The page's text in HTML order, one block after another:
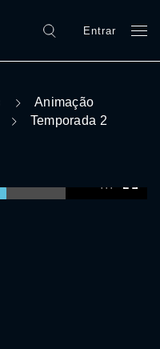
Entrar
Animação
Temporada 2